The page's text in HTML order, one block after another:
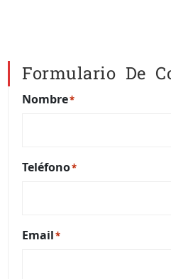
Formulario De
Nombre*
Teléfono*
Email*